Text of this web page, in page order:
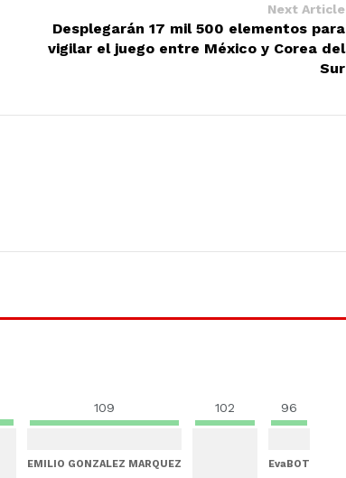
Next Article
Desplegarán 17 mil 500 elementos para
vigilar el juego entre México y Corea del
Sur
109
EMILIO GONZALEZ MARQUEZ
102 96
EvaBOT